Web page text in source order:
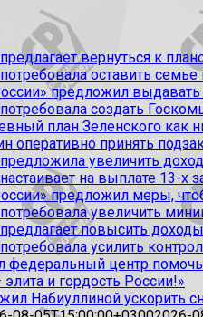
вернуться к
оставить
предложил
создать
план Зеленского как
оперативно принять
увеличить
на выплате 13-х
предложил меры,
увеличить
повысить
усилить
федеральный центр
и гордость России!»
Набиуллиной ускорить